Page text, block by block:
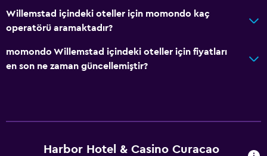
Willemstad içindeki oteller için momondo kaç
operatörü aramaktadır?
momondo Willemstad içindeki oteller için fiyatları
en son ne zaman güncellemiştir?
Harbor Hotel & Casino Curacao